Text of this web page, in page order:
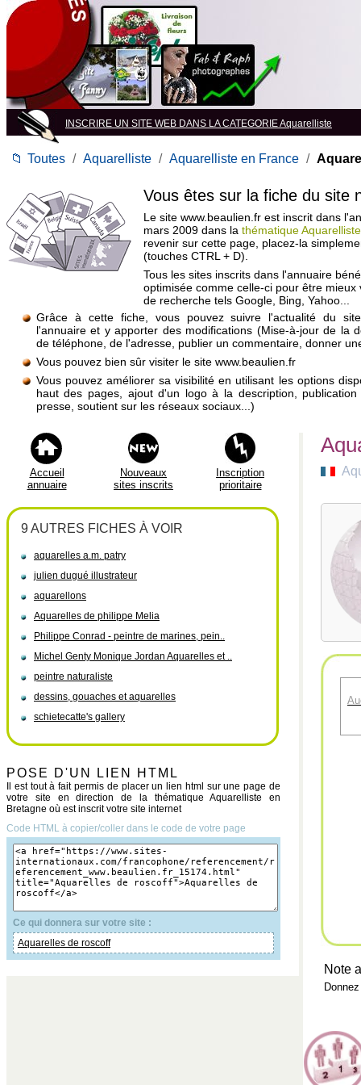
INSCRIRE UN SITE WEB DANS LA CATEGORIE Aquarelliste
📁 Toutes / Aquarelliste / Aquarelliste en France /
Vous êtes sur la fiche du site
Le site www.beaulien.fr est inscrit dans
mars 2009 dans la thématique
revenir sur cette page, placez-la
(touches CTRL + D).
Tous les sites inscrits dans l'annuaire
optimisée comme celle-ci pour être mieux
de recherche tels Google, Bing, Yahoo...
Grâce à cette fiche, vous pouvez suivre l'actualité du
l'annuaire et y apporter des modifications (Mise-à-jour de la
de téléphone, de l'adresse, publier un commentaire, donner
Vous pouvez bien sûr visiter le site www.beaulien.fr
Vous pouvez améliorer sa visibilité en utilisant les options
haut des pages, ajout d'un logo à la description,
presse, soutient sur les réseaux sociaux...)
Accueil
annuaire
Nouveaux
sites inscrits
Inscription
prioritaire
9 AUTRES FICHES À VOIR
aquarelles a.m. patry
julien dugué illustrateur
aquarellons
Aquarelles de philippe Melia
Philippe Conrad - peintre de marines, pein..
Michel Genty Monique Jordan Aquarelles et ..
peintre naturaliste
dessins, gouaches et aquarelles
schietecatte's gallery
POSE D'UN LIEN HTML
Il est tout à fait permis de placer un lien html sur une page de
votre site en direction de la thématique Aquarelliste en
Bretagne où est inscrit votre site internet
Code HTML à copier/coller dans le code de votre page
Ce qui donnera sur votre site :
Aquarelles de roscoff
Note